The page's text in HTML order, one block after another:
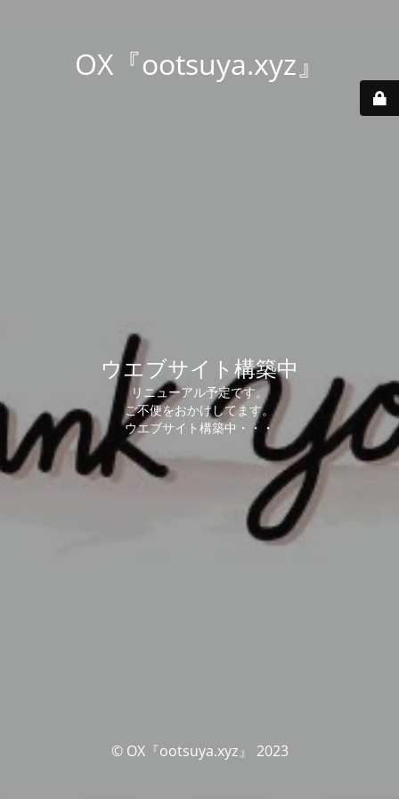
OX『ootsuya.xyz』
ウエブサイト構築中
リニューアル予定です。
ご不便をおかけしてます。
ウエブサイト構築中・・・
© OX『ootsuya.xyz』 2023